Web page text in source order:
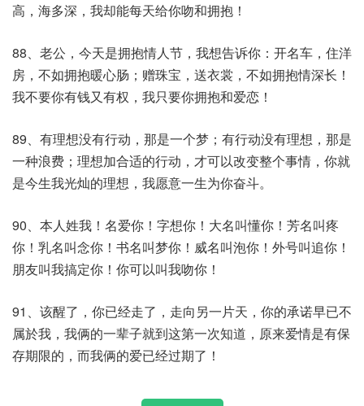
高，海多深，我却能每天给你吻和拥抱！
88、老公，今天是拥抱情人节，我想告诉你：开名车，住洋
房，不如拥抱暖心肠；赠珠宝，送衣裳，不如拥抱情深长！
我不要你有钱又有权，我只要你拥抱和爱恋！
89、有理想没有行动，那是一个梦；有行动没有理想，那是
一种浪费；理想加合适的行动，才可以改变整个事情，你就
是今生我光灿的理想，我愿意一生为你奋斗。
90、本人姓我！名爱你！字想你！大名叫懂你！芳名叫疼
你！乳名叫念你！书名叫梦你！威名叫泡你！外号叫追你！
朋友叫我搞定你！你可以叫我吻你！
91、该醒了，你已经走了，走向另一片天，你的承诺早已不
属於我，我俩的一辈子就到这第一次知道，原来爱情是有保
存期限的，而我俩的爱已经过期了！